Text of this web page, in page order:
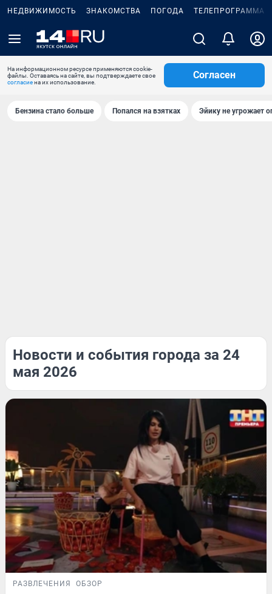
НЕДВИЖИМОСТЬ ЗНАКОМСТВА ПОГОДА ТЕЛЕПРОГРАММА
На информационном ресурсе применяются cookie-
файлы. Оставаясь на сайте, вы подтверждаете свое
согласиена их использование.
Согласен
Бензина стало больше Попался на взятках Эйику не угрожает
Новости и события города за 24
мая 2026
РАЗВЛЕЧЕНИЯ ОБЗОР